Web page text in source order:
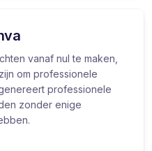
vanaf nul te maken,
om professionele
professionele
zonder enige